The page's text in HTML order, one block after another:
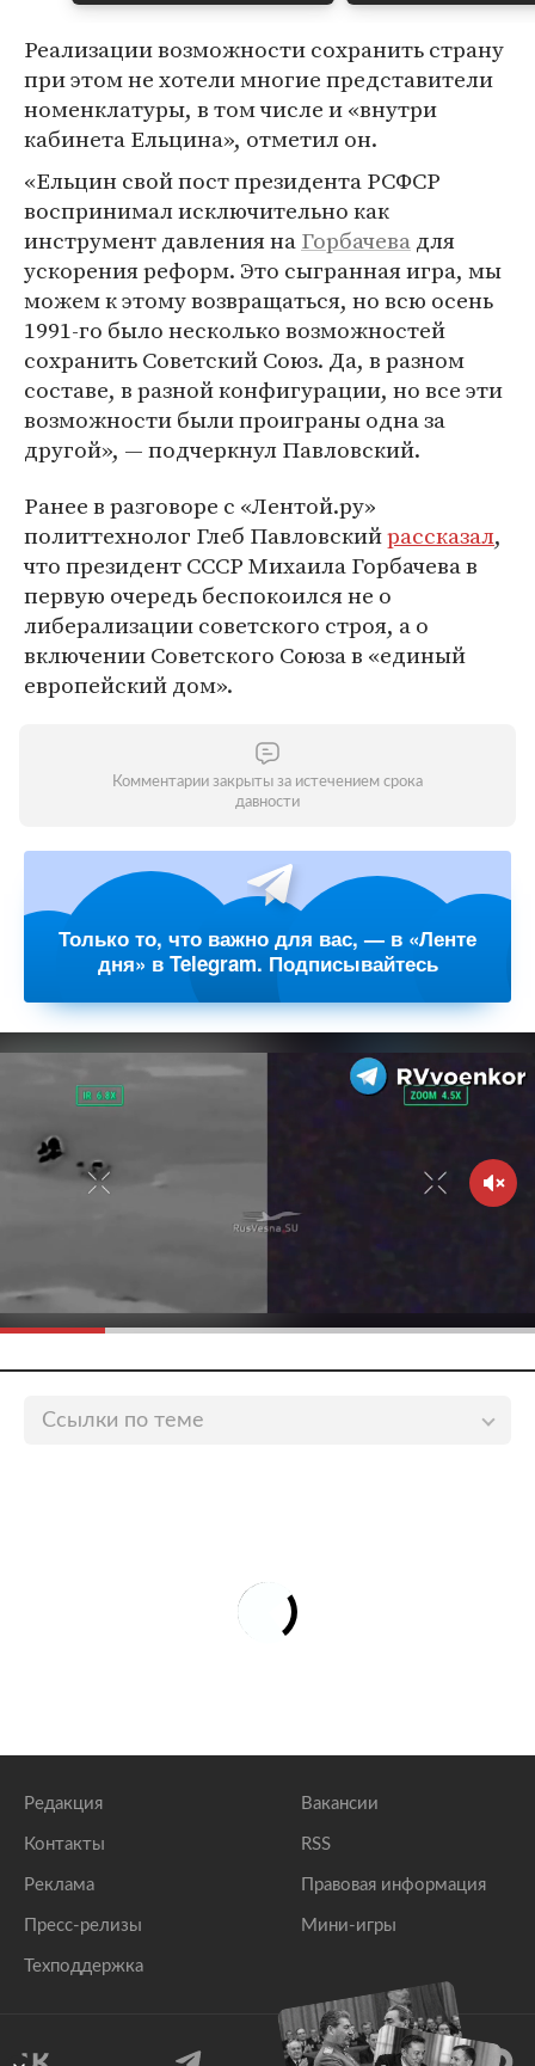
Реализации возможности сохранить страну
при этом не хотели многие представители
номенклатуры, в том числе и «внутри
кабинета Ельцина», отметил он.
«Ельцин свой пост президента РСФСР
воспринимал исключительно как
инструмент давления наГорбачевадля
ускорения реформ. Это сыгранная игра, мы
можем к этому возвращаться, но всю осень
1991-го было несколько возможностей
сохранить Советский Союз. Да, в разном
составе, в разной конфигурации, но все эти
возможности были проиграны одна за
другой», — подчеркнул Павловский.
Ранее в разговоре с «Лентой.ру»
политтехнолог Глеб Павловскийрассказал,
что президент СССР Михаила Горбачева в
первую очередь беспокоился не о
либерализации советского строя, а о
включении Советского Союза в «единый
европейский дом».
Комментарии закрыты за истечением срока
давности
Только то, что важно для вас, — в «Ленте
дня» в Telegram. Подписывайтесь
Ссылки по теме
Процесс распада СССР сочли незаконченным
Редакция
Контакты
Реклама
Пресс-релизы
Техподдержка
Вакансии
RSS
Правовая информация
Мини-игры